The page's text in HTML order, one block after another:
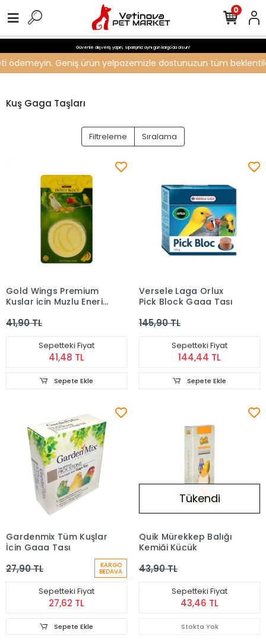
Güvenle alışveriş yapın, siparişiniz aynı gün kargo'da olsun!
ödemeyin. Geniş ürün yelpazemizle dostunuzun tüm
0
Kuş Gaga Taşları
Filtreleme Sıralama
Gold Wings Premium
Kuşlar için Muzlu Enerji
41,90 TL
Sepetteki Fiyat
41,48 TL
Sepete Ekle
Versele Laga Orlux
Pick Block Gaga Taşı
145,90 TL
Sepetteki Fiyat
144,44 TL
Sepete Ekle
Gardenmix Tüm Kuşlar
İçin Gaga Taşı
27,90 TL KARGO
BEDAVA
Sepetteki Fiyat
27,62 TL
Sepete Ekle
Tükendi
Quik Mürekkep Balığı
Kemiği Küçük
43,90 TL
Sepetteki Fiyat
43,46 TL
Stokta Yok